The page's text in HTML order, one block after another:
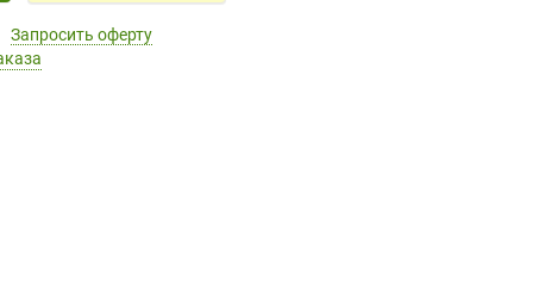
Запросить оферту